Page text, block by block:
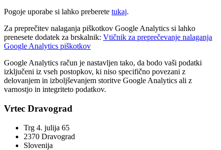
Pogoje uporabe si lahko preberete tukaj.
Za preprečitev nalaganja piškotkov Google Analytics si lahko
prenesete dodatek za brskalnik: Vtičnik za preprečevanje nalaganja
Google Analytics piškotkov
Google Analytics račun je nastavljen tako, da bodo vaši podatki
izključeni iz vseh postopkov, ki niso specifično povezani z
delovanjem in izboljševanjem storitve Google Analytics ali z
varnostjo in integriteto podatkov.
Vrtec Dravograd
Trg 4. julija 65
2370 Dravograd
Slovenija